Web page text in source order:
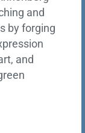
and
by forging
and